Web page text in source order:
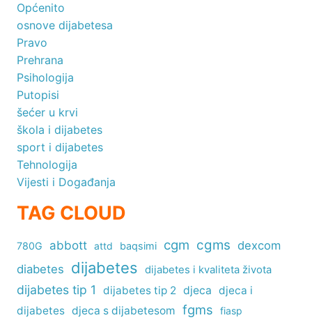
Općenito
osnove dijabetesa
Pravo
Prehrana
Psihologija
Putopisi
šećer u krvi
škola i dijabetes
sport i dijabetes
Tehnologija
Vijesti i Događanja
TAG CLOUD
780G abbott attd baqsimi cgm cgms dexcom
diabetes dijabetes dijabetes i kvaliteta života
dijabetes tip 1 dijabetes tip 2 djeca djeca i
dijabetes djeca s dijabetesom fgms fiasp